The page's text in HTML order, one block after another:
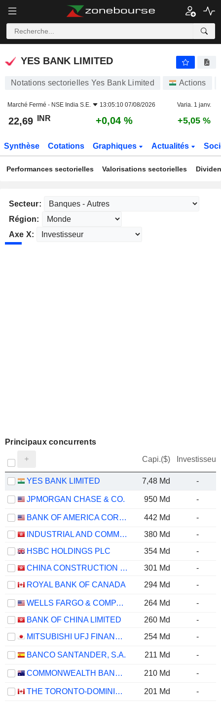
YES BANK LIMITED
YES BANK LIMITED
Notations sectorielles Yes Bank Limited Actions
Marché Fermé - NSE India S.E. 13:05:10 07/08/2026 Varia. 1 janv.
22,69 INR +0,04 % +5,05 %
Synthèse Cotations Graphiques Actualités
Performances sectorielles Valorisations sectorielles
Secteur:
Région:
Axe X:
Principaux concurrents
Capi.($) Investisseur
YES BANK LIMITED 7,48 Md -
JPMORGAN CHASE & CO. 950 Md -
BANK OF AMERICA CORPORATION 442 Md
-
INDUSTRIAL AND COMMERCIAL BANK OF CHINA LIMITED
380 Md
-
HSBC HOLDINGS PLC
354 Md
-
CHINA CONSTRUCTION BANK CORPORATION
301 Md
-
ROYAL BANK OF CANADA
294 Md -
WELLS FARGO & COMPANY 264 Md
-
BANK OF CHINA LIMITED
260 Md
-
MITSUBISHI UFJ FINANCIAL GROUP, INC.
254 Md -
BANCO SANTANDER, S.A. 211 Md -
COMMONWEALTH BANK OF AUSTRALIA 210 Md -
THE TORONTO-DOMINION BANK 201 Md -